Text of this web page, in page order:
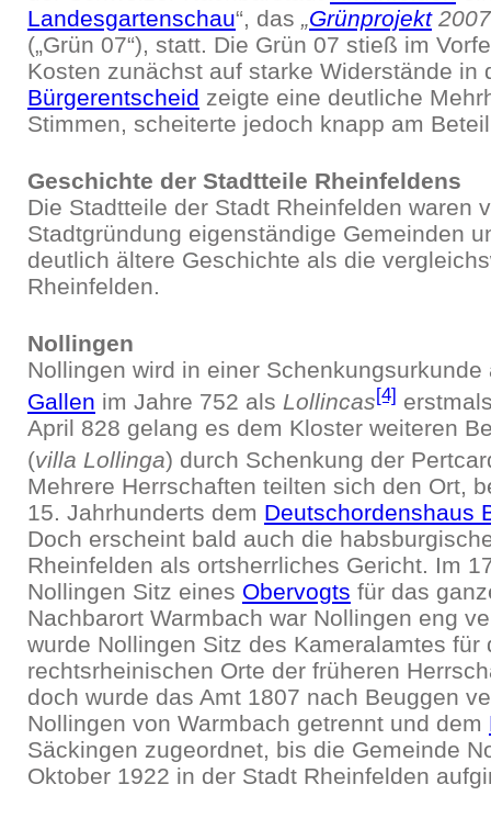
Landesgartenschau“, das Grünprojekt2007
(„Grün 07“), statt. Die Grün 07 stieß im
Kosten zunächst auf starke Widerstände in
Bürgerentscheid zeigte eine deutliche
Stimmen, scheiterte jedoch knapp am
Geschichte der Stadtteile Rheinfeldens
Die Stadtteile der Stadt Rheinfelden waren
Stadtgründung eigenständige Gemeinden
deutlich ältere Geschichte als die
Rheinfelden.
Nollingen
Nollingen wird in einer
Gallen im Jahre 752 als Lollincas[4]
April 828 gelang es dem Kloster weiteren
(villa Lollinga) durch Schenkung der
Mehrere Herrschaften teilten sich den Ort,
15. Jahrhunderts dem Deutschordenshaus
Doch erscheint bald auch die
Rheinfelden als ortsherrliches Gericht. Im
Nollingen Sitz eines Obervogts für das
Nachbarort Warmbach war Nollingen eng
wurde Nollingen Sitz des Kameralamtes für
rechtsrheinischen Orte der früheren
doch wurde das Amt 1807 nach Beuggen
Nollingen von Warmbach getrennt und dem
Säckingen zugeordnet, bis die Gemeinde
Oktober 1922 in der Stadt Rheinfelden